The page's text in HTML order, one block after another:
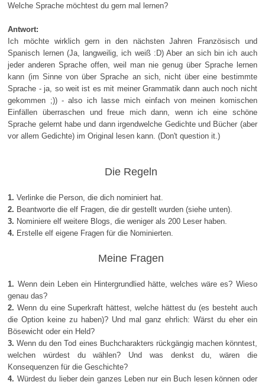
Welche Sprache möchtest du gern mal lernen?
Antwort:
Ich möchte wirklich gern in den nächsten Jahren Französisch und
Spanisch lernen (Ja, langweilig, ich weiß :D) Aber an sich bin ich auch
jeder anderen Sprache offen, weil man nie genug über Sprache lernen
kann (im Sinne von über Sprache an sich, nicht über eine bestimmte
Sprache - ja, so weit ist es mit meiner Grammatik dann auch noch nicht
gekommen ;)) - also ich lasse mich einfach von meinen komischen
Einfällen überraschen und freue mich dann, wenn ich eine schöne
Sprache gelernt habe und dann irgendwelche Gedichte und Bücher (aber
vor allem Gedichte) im Original lesen kann. (Don't question it.)
Die Regeln
1.Verlinke die Person, die dich nominiert hat.
2. Beantworte die elf Fragen, die dir gestellt wurden (siehe unten).
3. Nominiere elf weitere Blogs, die weniger als 200 Leser haben.
4. Erstelle elf eigene Fragen für die Nominierten.
Meine Fragen
1. Wenn dein Leben ein Hintergrundlied hätte, welches wäre es? Wieso
genau das?
2.Wenn du eine Superkraft hättest, welche hättest du (es besteht auch
die Option keine zu haben)? Und mal ganz ehrlich: Wärst du eher ein
Bösewicht oder ein Held?
3.Wenn du den Tod eines Buchcharakters rückgängig machen könntest,
welchen würdest du wählen? Und was denkst du, wären die
Konsequenzen für die Geschichte?
4. Würdest du lieber dein ganzes Leben nur ein Buch lesen können oder